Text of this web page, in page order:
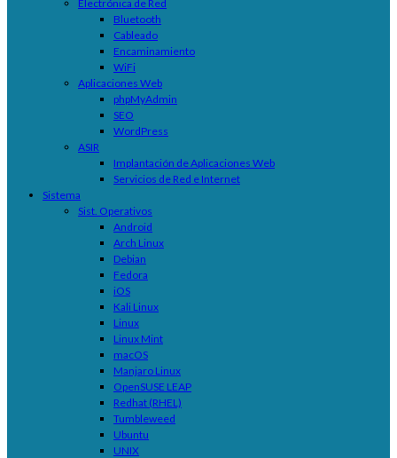
Electrónica de Red
Bluetooth
Cableado
Encaminamiento
WiFi
Aplicaciones Web
phpMyAdmin
SEO
WordPress
ASIR
Implantación de Aplicaciones Web
Servicios de Red e Internet
Sistema
Sist. Operativos
Android
Arch Linux
Debian
Fedora
iOS
Kali Linux
Linux
Linux Mint
macOS
Manjaro Linux
OpenSUSE LEAP
Redhat (RHEL)
Tumbleweed
Ubuntu
UNIX